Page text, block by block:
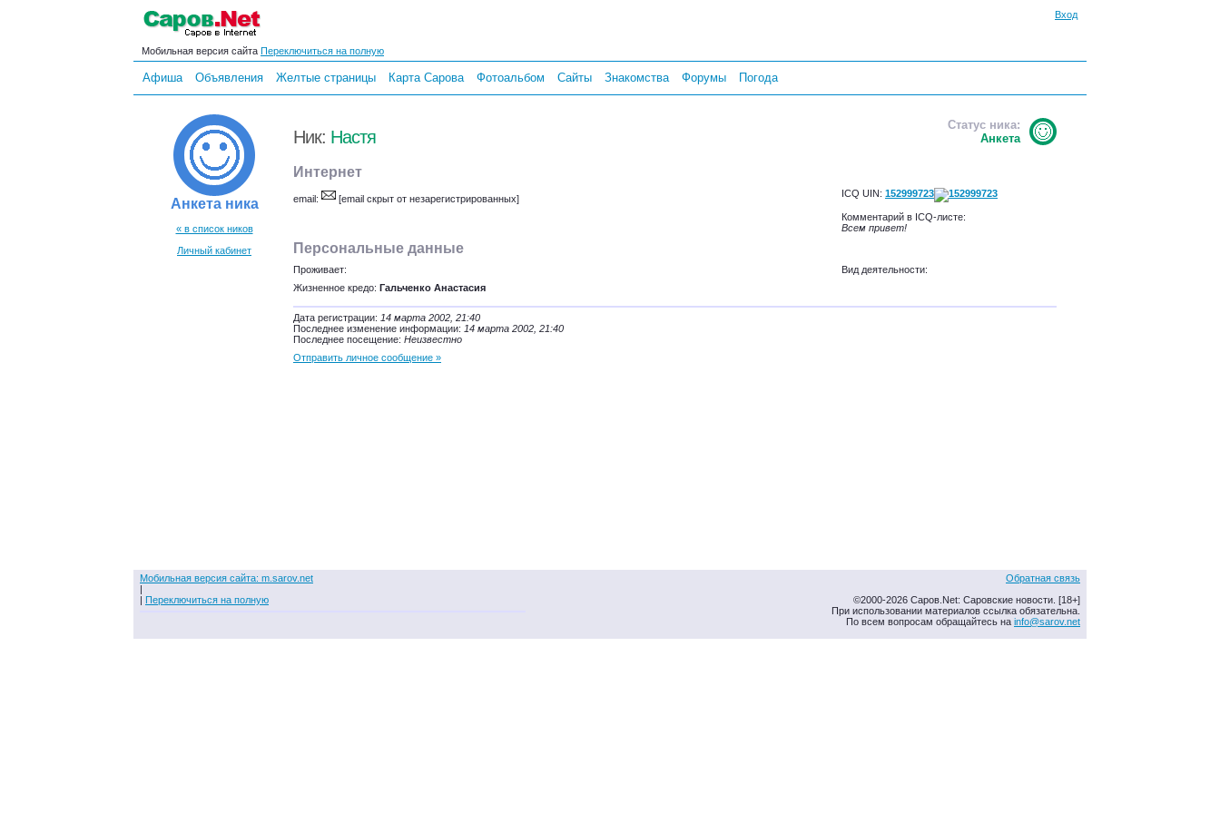
Вход
Мобильная версия сайта Переключиться на полную
Афиша Объявления Желтые страницы Карта Сарова Фотоальбом Сайты Знакомства Форумы Погода
Анкета ника
« в список ников
Личный кабинет
Ник: Настя
Статус ника:
Анкета
Интернет
email: [email скрыт от незарегистрированных] ICQ UIN: 152999723
Комментарий в ICQ-листе:
Всем привет!
Персональные данные
Проживает:
Вид деятельности:
Жизненное кредо: Гальченко Анастасия
Дата регистрации: 14 марта 2002, 21:40
Последнее изменение информации: 14 марта 2002, 21:40
Последнее посещение: Неизвестно
Отправить личное сообщение »
Мобильная версия сайта: m.sarov.net
|
| Переключиться на полную
Обратная связь
©2000-2026 Саров.Net: Саровские новости. [18+]
При использовании материалов ссылка обязательна.
По всем вопросам обращайтесь на info@sarov.net